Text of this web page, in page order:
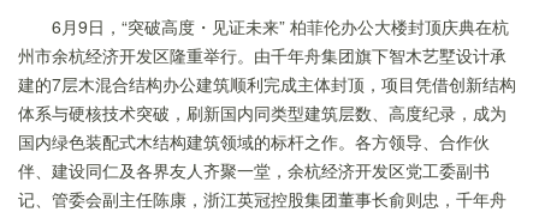
6月9日，“突破高度・见证未来” 柏菲伦办公大楼封顶庆典在杭
州市余杭经济开发区隆重举行。由千年舟集团旗下智木艺墅设计承
建的7层木混合结构办公建筑顺利完成主体封顶，项目凭借创新结构
体系与硬核技术突破，刷新国内同类型建筑层数、高度纪录，成为
国内绿色装配式木结构建筑领域的标杆之作。各方领导、合作伙
伴、建设同仁及各界友人齐聚一堂，余杭经济开发区党工委副书
记、管委会副主任陈康，浙江英冠控股集团董事长俞则忠，千年舟